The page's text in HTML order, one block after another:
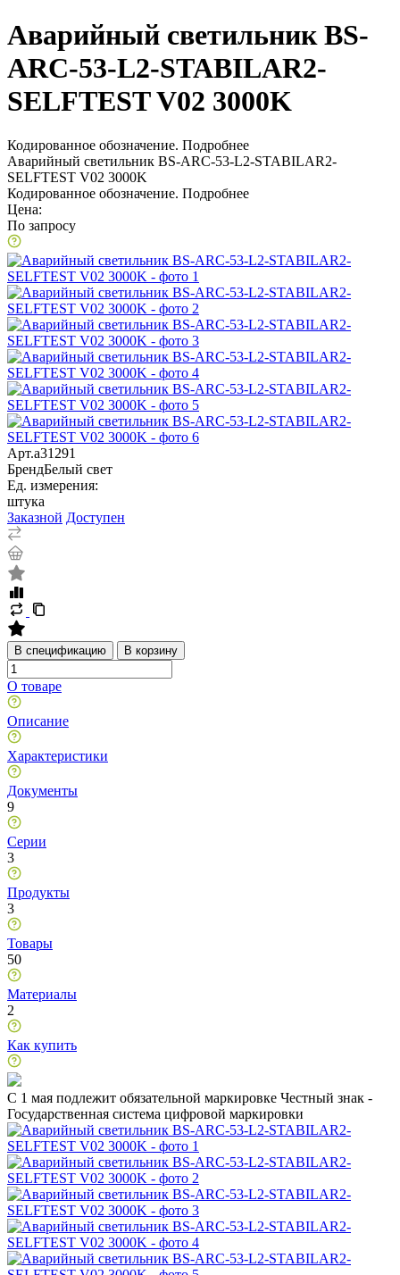
Аварийный светильник BS-
ARC-53-L2-STABILAR2-
SELFTEST V02 3000K
Кодированное обозначение. Подробнее
Аварийный светильник BS-ARC-53-L2-STABILAR2-
SELFTEST V02 3000K
Кодированное обозначение. Подробнее
Цена:
По запросу
Арт.a31291
БрендБелый свет
Ед. измерения:
штука
Заказной Доступен
В спецификацию В корзину
О товаре
Описание
Характеристики
Документы
9
Серии
3
Продукты
3
Товары
50
Материалы
2
Как купить
C 1 мая подлежит обязательной маркировке Честный знак -
Государственная система цифровой маркировки